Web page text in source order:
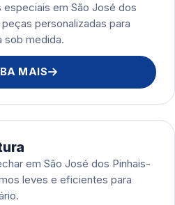
em São José dos
personalizadas para
sob medida.
MAIS
em São José dos Pinhais-
leves e eficientes para